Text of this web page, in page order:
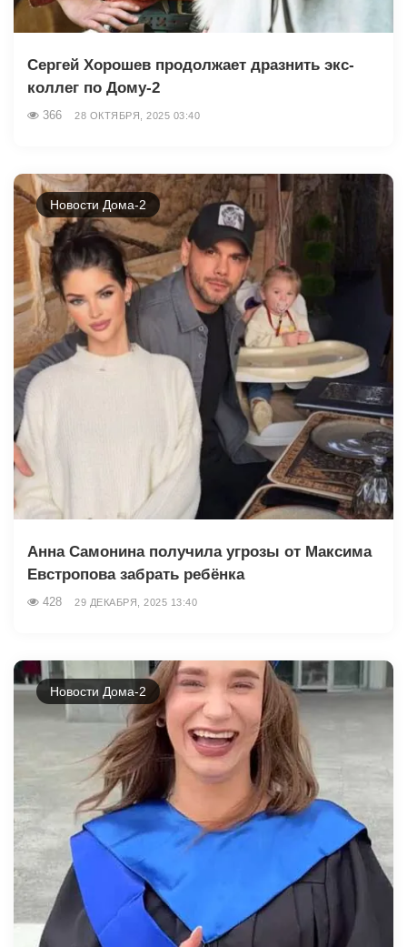
Сергей Хорошев продолжает дразнить экс-
коллег по Дому-2
366 28 ОКТЯБРЯ, 2025 03:40
Новости Дома-2
Анна Самонина получила угрозы от Максима
Евстропова забрать ребёнка
428 29 ДЕКАБРЯ, 2025 13:40
Новости Дома-2